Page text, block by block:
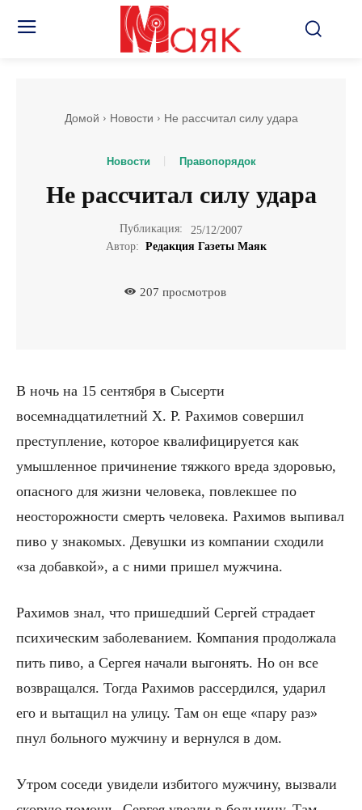
Домой Новости Не рассчитал силу удара
Новости Правопорядок
Не рассчитал силу удара
Публикация:
25/12/2007
Автор: Редакция Газеты Маяк
207 просмотров
В ночь на 15 сентября в Сысерти
восемнадцатилетний Х. Р. Рахимов совершил
преступление, которое квалифицируется как
умышленное причинение тяжкого вреда здоровью,
опасного для жизни человека, повлекшее по
неосторожности смерть человека. Рахимов выпивал
пиво у знакомых. Девушки из компании сходили
«за добавкой», а с ними пришел мужчина.
Рахимов знал, что пришедший Сергей страдает
психическим заболеванием. Компания продолжала
пить пиво, а Сергея начали выгонять. Но он все
возвращался. Тогда Рахимов рассердился, ударил
его и вытащил на улицу. Там он еще «пару раз»
пнул больного мужчину и вернулся в дом.
Утром соседи увидели избитого мужчину, вызвали